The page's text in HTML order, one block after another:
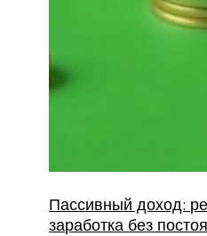
Пассивный доход:
заработка без